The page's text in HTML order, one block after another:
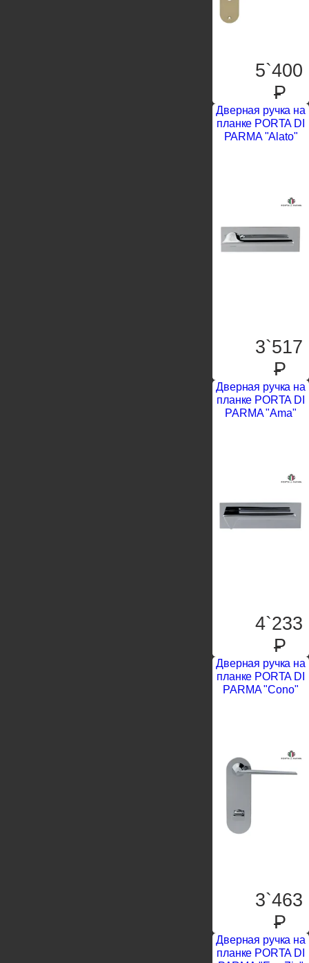
5`400
P
Дверная ручка на
планке PORTA DI
PARMA "Alato"
3`517
P
Дверная ручка на
планке PORTA DI
PARMA "Ama"
4`233
P
Дверная ручка на
планке PORTA DI
PARMA "Cono"
3`463
P
Дверная ручка на
планке PORTA DI